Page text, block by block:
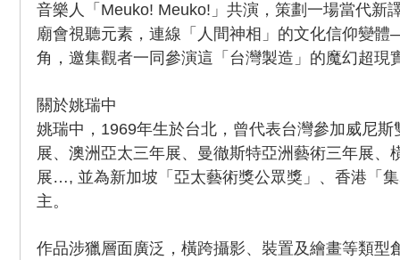
音樂人「Meuko! Meuko!」共演，策劃一場當代新
廟會視聽元素，連線「人間神相」的文化信仰變
角，邀集觀者一同參演這「台灣製造」的魔幻超現
關於姚瑞中
姚瑞中，1969年生於台北，曾代表台灣參加威尼
展、澳洲亞太三年展、曼徹斯特亞洲藝術三年展、
展…, 並為新加坡「亞太藝術獎公眾獎」、香港「
主。
作品涉獵層面廣泛，橫跨攝影、裝置及繪畫等類型